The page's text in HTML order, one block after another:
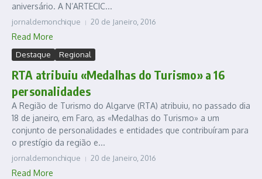
aniversário. A N’ARTECIC...
jornaldemonchique 20 de Janeiro, 2016
Read More
Destaque Regional
RTA atribuiu «Medalhas do Turismo» a 16
personalidades
A Região de Turismo do Algarve (RTA) atribuiu, no passado dia
18 de janeiro, em Faro, as «Medalhas do Turismo» a um
conjunto de personalidades e entidades que contribuíram para
o prestígio da região e...
jornaldemonchique 20 de Janeiro, 2016
Read More